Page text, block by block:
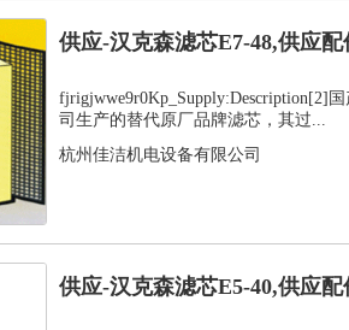
供应-汉克森滤芯E7-48,供应配
fjrigjwwe9r0Kp_Supply:Description[2]
司生产的替代原厂品牌滤芯，其过...
杭州佳洁机电设备有限公司
供应-汉克森滤芯E5-40,供应配